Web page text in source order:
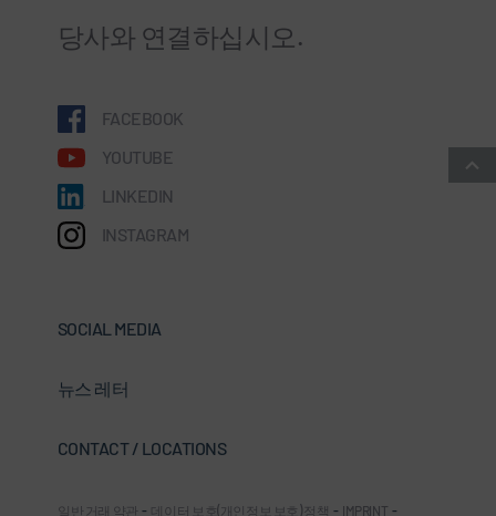
당사와 연결하십시오.
FACEBOOK
YOUTUBE
LINKEDIN
INSTAGRAM
SOCIAL MEDIA
뉴스 레터
CONTACT / LOCATIONS
일반 거래 약관 - 데이터 보호(개인정보 보호) 정책 - IMPRINT -